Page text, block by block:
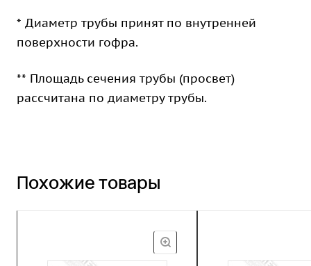
* Диаметр трубы принят по внутренней
поверхности гофра.
** Площадь сечения трубы (просвет)
рассчитана по диаметру трубы.
Похожие товары